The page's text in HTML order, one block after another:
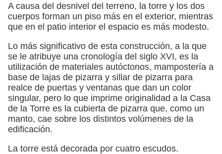
A causa del desnivel del terreno, la torre y los dos
cuerpos forman un piso más en el exterior, mientras
que en el patio interior el espacio es más modesto.
Lo más significativo de esta construcción, a la que
se le atribuye una cronología del siglo XVI, es la
utilización de materiales autóctonos, mampostería a
base de lajas de pizarra y sillar de pizarra para
realce de puertas y ventanas que dan un color
singular, pero lo que imprime originalidad a la Casa
de la Torre es la cubierta de pizarra que, como un
manto, cae sobre los distintos volúmenes de la
edificación.
La torre está decorada por cuatro escudos.